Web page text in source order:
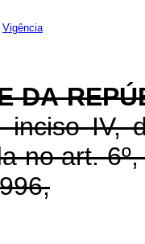
Vigência
DA
IV,
no art.